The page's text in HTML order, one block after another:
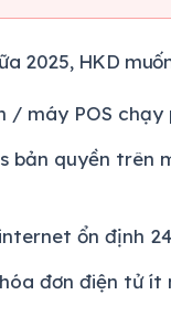
2025, HKD
/ máy POS chạy
bản quyền trên
ổn định
đơn điện tử ít